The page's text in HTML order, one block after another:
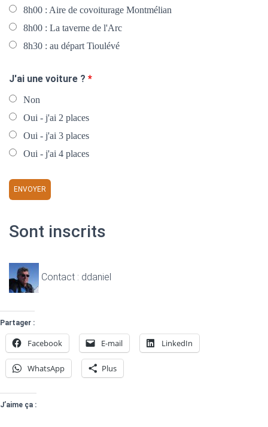
8h00 : Aire de covoiturage Montmélian
8h00 : La taverne de l'Arc
8h30 : au départ Tioulévé
J'ai une voiture ? *
Non
Oui - j'ai 2 places
Oui - j'ai 3 places
Oui - j'ai 4 places
Sont inscrits
Contact : ddaniel
Partager :
Facebook E-mail LinkedIn
WhatsApp Plus
J’aime ça :